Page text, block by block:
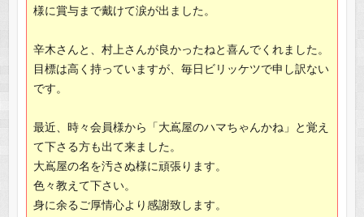
様に賞与まで戴けて涙が出ました。
辛木さんと、村上さんが良かったねと喜んでくれました。
目標は高く持っていますが、毎日ビリッケツで申し訳ない
です。
最近、時々会員様から「大嶌屋のハマちゃんかね」と覚え
て下さる方も出て来ました。
大嶌屋の名を汚さぬ様に頑張ります。
色々教えて下さい。
身に余るご厚情心より感謝致します。